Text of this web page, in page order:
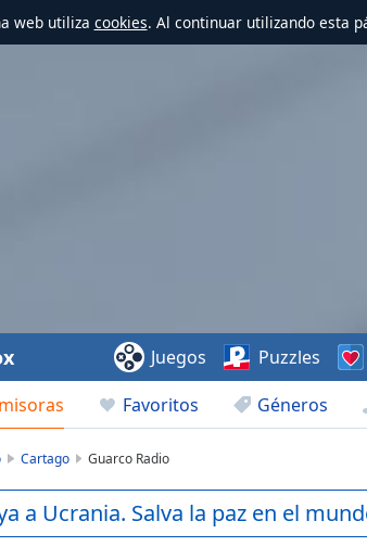
web utiliza cookies. Al continuar utilizando esta
Favoritos Géneros
Juegos Puzzles
Cartago Guarco Radio
a Ucrania. Salva la paz en el